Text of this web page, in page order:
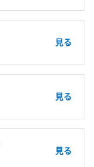
見る
見る
見る